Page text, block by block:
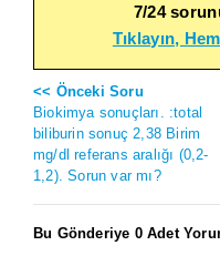
7/24
Tıklayın,
<< Önceki Soru
Biokimya sonuçları. :total
biliburin sonuç 2,38 Birim
mg/dl referans aralığı (0,2-
1,2). Sorun var mı?
Bu Gönderiye 0 Adet